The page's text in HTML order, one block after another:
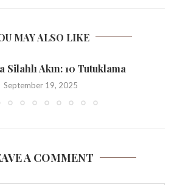
MAY ALSO LIKE
Silahlı Akın: 10 Tutuklama
September 19, 2025
A COMMENT